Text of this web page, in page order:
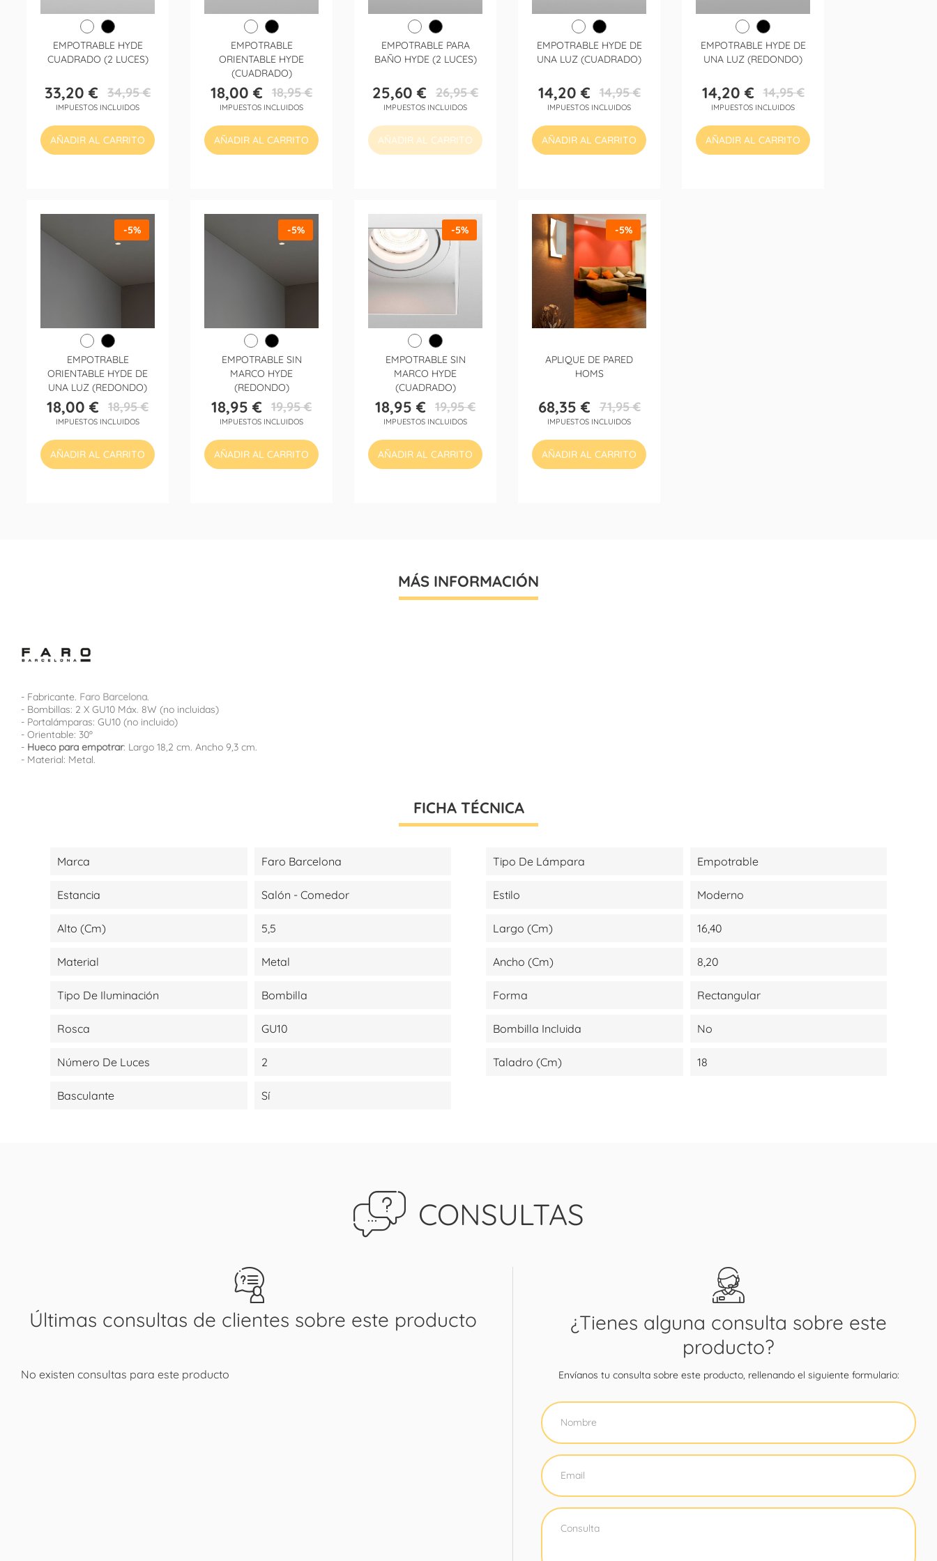
EMPOTRABLE HYDE
CUADRADO (2 LUCES)
Precio
33,20 €Precio
base
34,95 €
IMPUESTOS INCLUIDOS
AÑADIR AL CARRITO
EMPOTRABLE
ORIENTABLE HYDE
(CUADRADO)
Precio
18,00 €Precio
base
18,95 €
IMPUESTOS INCLUIDOS
AÑADIR AL CARRITO
EMPOTRABLE PARA
BAÑO HYDE (2 LUCES)
Precio
25,60 €Precio
base
26,95 €
IMPUESTOS INCLUIDOS
AÑADIR AL CARRITO
EMPOTRABLE HYDE DE
UNA LUZ (CUADRADO)
Precio
14,20 €Precio
base
14,95 €
IMPUESTOS INCLUIDOS
AÑADIR AL CARRITO
EMPOTRABLE HYDE DE
UNA LUZ (REDONDO)
Precio
14,20 €Precio
base
14,95 €
IMPUESTOS INCLUIDOS
AÑADIR AL CARRITO
EMPOTRABLE
ORIENTABLE HYDE DE
UNA LUZ (REDONDO)
Precio
18,00 €Precio
base
18,95 €
IMPUESTOS INCLUIDOS
-5%
AÑADIR AL CARRITO
EMPOTRABLE SIN
MARCO HYDE
(REDONDO)
Precio
18,95 €Precio
base
19,95 €
IMPUESTOS INCLUIDOS
-5%
AÑADIR AL CARRITO
EMPOTRABLE SIN
MARCO HYDE
(CUADRADO)
Precio
18,95 €Precio
base
19,95 €
IMPUESTOS INCLUIDOS
-5%
AÑADIR AL CARRITO
APLIQUE DE PARED
HOMS
Precio
68,35 €Precio
base
71,95 €
IMPUESTOS INCLUIDOS
-5%
AÑADIR AL CARRITO
MÁS INFORMACIÓN
- Fabricante. Faro Barcelona.
- Bombillas: 2 X GU10 Máx. 8W (no incluidas)
- Portalámparas: GU10 (no incluido)
- Orientable: 30º
- Hueco para empotrar: Largo 18,2 cm. Ancho 9,3 cm.
- Material: Metal.
FICHA TÉCNICA
Marca Faro Barcelona Tipo De Lámpara Empotrable
Estancia Salón - Comedor Estilo Moderno
Alto (cm) 5,5 Largo (cm) 16,40
Material Metal Ancho (cm) 8,20
Tipo De Iluminación Bombilla Forma Rectangular
Rosca GU10 Bombilla Incluida No
Número De Luces 2 Taladro (cm) 18
Basculante Sí
CONSULTAS
Últimas consultas de clientes sobre este producto
No existen consultas para este producto
¿Tienes alguna consulta sobre este
producto?
Envíanos tu consulta sobre este producto, rellenando el siguiente formulario: